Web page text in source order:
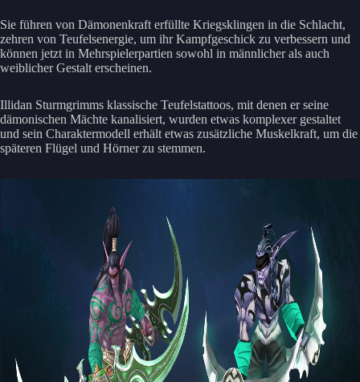
Sie führen von Dämonenkraft erfüllte Kriegsklingen in die Schlacht,
zehren von Teufelsenergie, um ihr Kampfgeschick zu verbessern und
können jetzt in Mehrspielerpartien sowohl in männlicher als auch
weiblicher Gestalt erscheinen.
Illidan Sturmgrimms klassische Teufelstattoos, mit denen er seine
dämonischen Mächte kanalisiert, wurden etwas komplexer gestaltet
und sein Charaktermodell erhält etwas zusätzliche Muskelkraft, um die
späteren Flügel und Hörner zu stemmen.